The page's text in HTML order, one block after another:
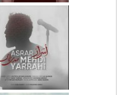
دانلود آهنگ جدید رضا
بهرام بنام نگار